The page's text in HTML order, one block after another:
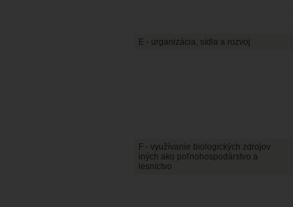
E - urganizácia, sídla a rozvoj
F - využívanie biologických zdrojov
iných ako poľnohospodárstvo a
lesníctvo